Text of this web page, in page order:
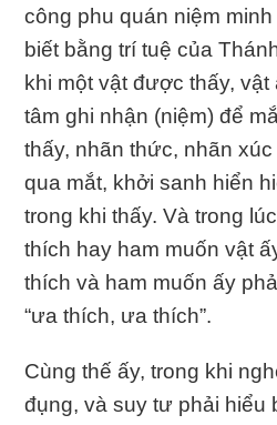
công phu quán niệm
biết bằng trí tuệ của
khi một vật được thấy,
tâm ghi nhận (niệm) để
thấy, nhãn thức, nhãn
qua mắt, khởi sanh hiển
trong khi thấy. Và trong
thích hay ham muốn vật
thích và ham muốn ấy
“ưa thích, ưa thích”.
Cùng thế ấy, trong khi
đụng, và suy tư phải hiểu